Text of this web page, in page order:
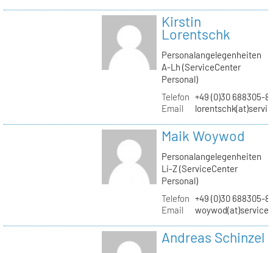
Kirstin
Lorentschk
Personalangelegenheiten
A-Lh (ServiceCenter
Personal)
Telefon +49 (0)30 688305-
Email
Maik Woywod
Personalangelegenheiten
Li-Z (ServiceCenter
Personal)
Telefon +49 (0)30 688305-
Email
Andreas Schinzel